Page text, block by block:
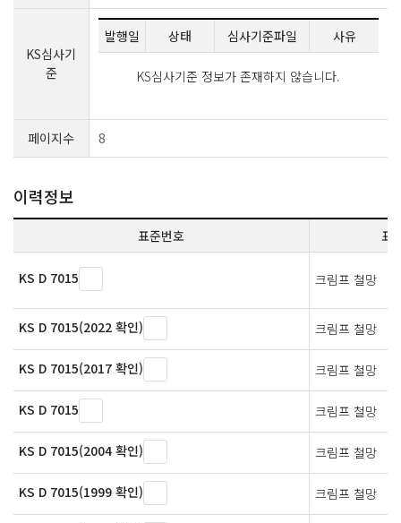
KS심사기
준
발행일 상태 심사기준파일 사유
KS심사기준 정보가 존재하지 않습니다.
페이지수 8
이력정보
표준번호 표
KS D 7015 크림프 철망
KS D 7015(2022 확인) 크림프 철망
KS D 7015(2017 확인) 크림프 철망
KS D 7015 크림프 철망
KS D 7015(2004 확인) 크림프 철망
KS D 7015(1999 확인) 크림프 철망